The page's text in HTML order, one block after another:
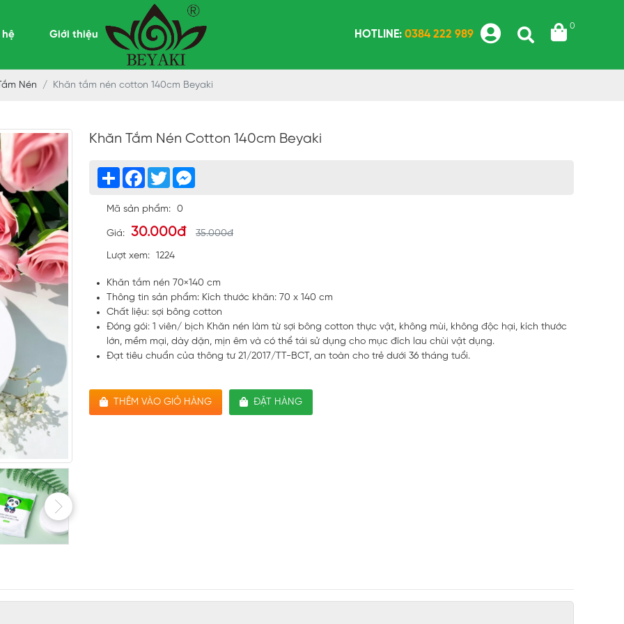
hệ Giới thiệu HOTLINE: 0384 222 989
0
Nén Khăn tắm nén cotton 140cm Beyaki
Khăn Tắm Nén Cotton 140cm Beyaki
Share Facebook
Twitter
Mã sản phẩm: 0
Giá: 30.000đ 35.000đ
Lượt xem: 1224
Khăn tắm nén 70×140 cm
Thông tin sản phẩm: Kích thước khăn: 70 x 140 cm
Chất liệu: sợi bông cotton
Đóng gói: 1 viên/ bịch Khăn nén làm từ sợi bông cotton thực vật, không mùi, không độc hại, kích thước
lớn, mềm mại, dày dặn, mịn êm và có thể tái sử dụng cho mục đích lau chùi vật dụng.
Đạt tiêu chuẩn của thông tư 21/2017/TT-BCT, an toàn cho trẻ dưới 36 tháng tuổi.
THÊM VÀO GIỎ HÀNG ĐẶT HÀNG